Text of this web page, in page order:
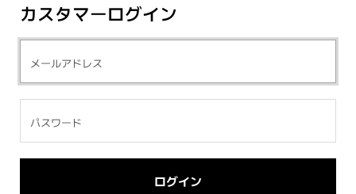
カスタマーログイン